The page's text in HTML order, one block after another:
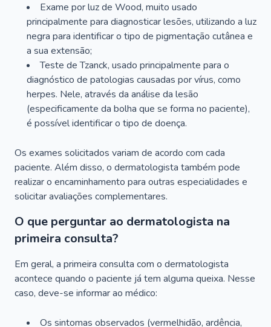
Exame por luz de Wood, muito usado
principalmente para diagnosticar lesões, utilizando a luz
negra para identificar o tipo de pigmentação cutânea e
a sua extensão;
Teste de Tzanck, usado principalmente para o
diagnóstico de patologias causadas por vírus, como
herpes. Nele, através da análise da lesão
(especificamente da bolha que se forma no paciente),
é possível identificar o tipo de doença.
Os exames solicitados variam de acordo com cada
paciente. Além disso, o dermatologista também pode
realizar o encaminhamento para outras especialidades e
solicitar avaliações complementares.
O que perguntar ao dermatologista na
primeira consulta?
Em geral, a primeira consulta com o dermatologista
acontece quando o paciente já tem alguma queixa. Nesse
caso, deve-se informar ao médico:
Os sintomas observados (vermelhidão, ardência,